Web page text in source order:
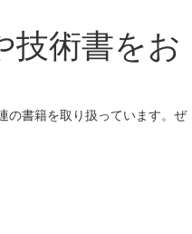
技術書をお
の書籍を取り扱っています。ぜ